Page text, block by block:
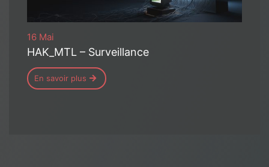
16 Mai
HAK_MTL – Surveillance
En savoir plus